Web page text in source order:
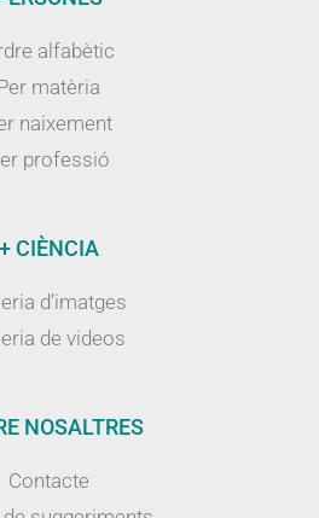
alfabètic
matèria
naixement
professió
+ CIÈNCIA
d’imatges
de videos
NOSALTRES
Contacte